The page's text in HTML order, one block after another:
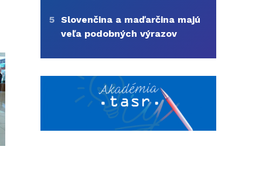
5 Slovenčina a maďarčina majú
veľa podobných výrazov